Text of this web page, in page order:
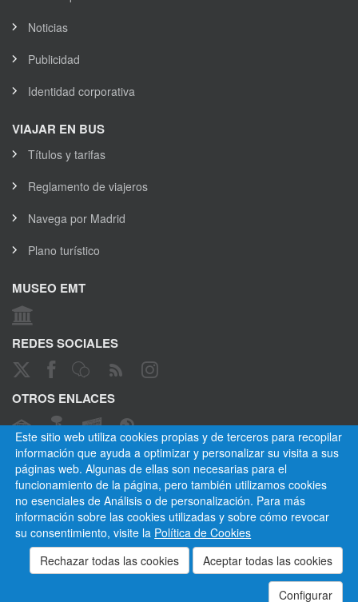
Este sitio web utiliza cookies propias y de terceros para recopilar
información que ayuda a optimizar y personalizar su visita a sus
páginas web. Algunas de ellas son necesarias para el
funcionamiento de la página, pero también utilizamos cookies
no esenciales de Análisis o de personalización. Para más
información sobre las cookies utilizadas y sobre cómo revocar
su consentimiento, visite la Política de Cookies
Configurar
Noticias
Publicidad
Identidad corporativa
VIAJAR EN BUS
Títulos y tarifas
Reglamento de viajeros
Navega por Madrid
Plano turístico
MUSEO EMT
REDES SOCIALES
OTROS ENLACES
CANAL ÉTICO
Empresa Municipal de Transportes de Madrid, S. A.
Aviso legal
Normativa
Mapa del sitio
Cookies
Privacidad
Contactar
Empleados